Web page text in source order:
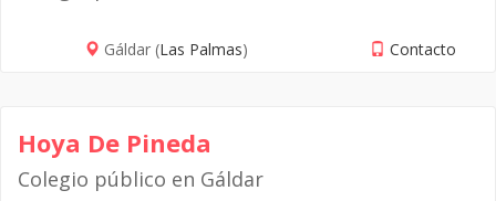
Gáldar (Las Palmas) Contacto
Hoya De Pineda
Colegio público en Gáldar